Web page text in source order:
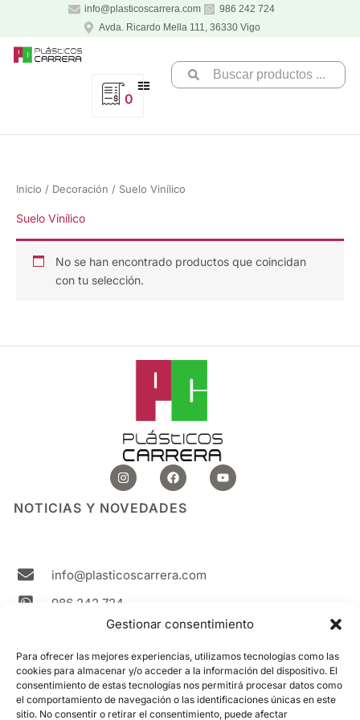
Gestionar consentimiento
Para ofrecer las mejores experiencias, utilizamos tecnologías como las
cookies para almacenar y/o acceder a la información del dispositivo. El
consentimiento de estas tecnologías nos permitirá procesar datos como
el comportamiento de navegación o las identificaciones únicas en este
sitio. No consentir o retirar el consentimiento, puede afectar
contenido
info@plasticoscarrera.com
986 242 724
Avda. Ricardo Mella 111, 36330 Vigo
Search
...
0
Inicio / Decoración / Suelo Vinílico
Suelo Vinílico
No se han encontrado productos que coincidan
con tu selección.
I
n
s
t
a
F
a
c
e
b
Y
o
u
NOTICIAS Y NOVEDADES
info@plasticoscarrera.com
986 242 724
Plasticos Carrera Avda. Ricardo Mella, 111 36330
Vigo Spain
Contacto